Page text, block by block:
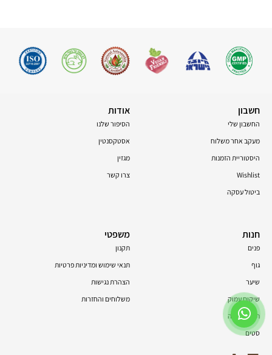
חשבון
החשבון שלי
מעקב אחר משלוח
היסטוריית הזמנות
Wishlist
ביטול עסקה
אודות
הסיפור שלנו
אסטקסנטין
מגזין
צרו קשר
חנות
פנים
גוף
שיער
שיקום עמוק
תוספי תזונה
סטים
משפטי
תקנון
תנאי שימוש ומדיניות פרטיות
הצהרת נגישות
משלוחים והחזרות